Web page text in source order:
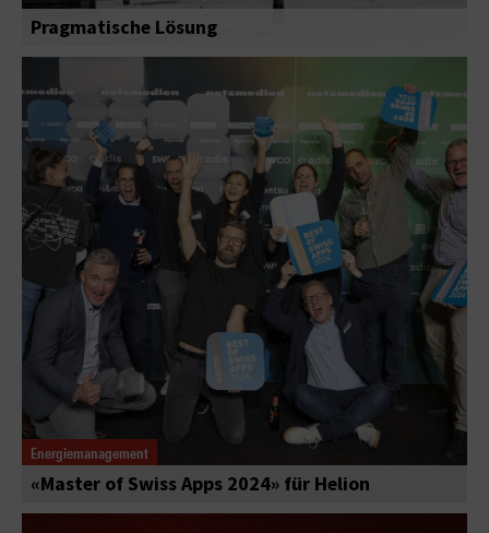
Pragmatische Lösung
Energiemanagement
«Master of Swiss Apps 2024» für Helion